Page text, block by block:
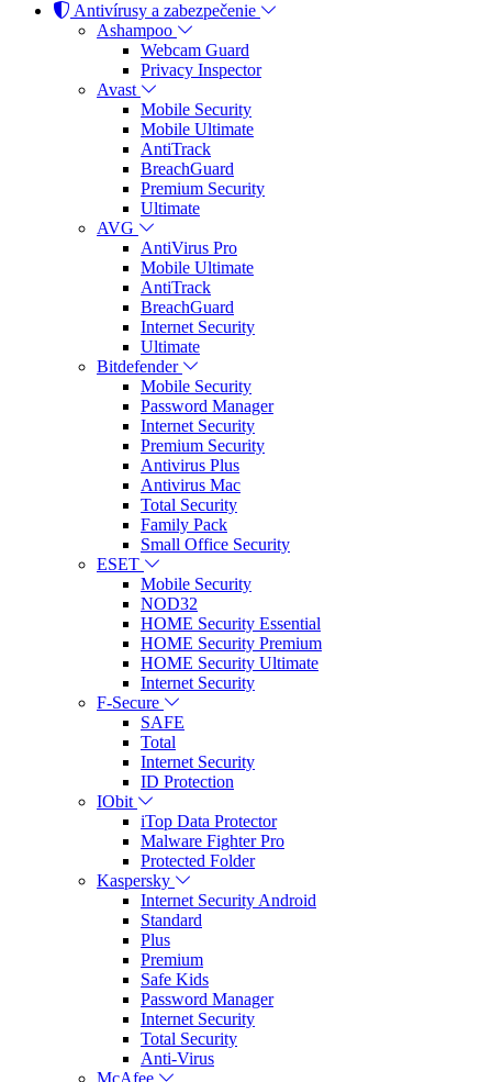
Antivírusy a zabezpečenie
Ashampoo
Webcam Guard
Privacy Inspector
Avast
Mobile Security
Mobile Ultimate
AntiTrack
BreachGuard
Premium Security
Ultimate
AVG
AntiVirus Pro
Mobile Ultimate
AntiTrack
BreachGuard
Internet Security
Ultimate
Bitdefender
Mobile Security
Password Manager
Internet Security
Premium Security
Antivirus Plus
Antivirus Mac
Total Security
Family Pack
Small Office Security
ESET
Mobile Security
NOD32
HOME Security Essential
HOME Security Premium
HOME Security Ultimate
Internet Security
F-Secure
SAFE
Total
Internet Security
ID Protection
IObit
iTop Data Protector
Malware Fighter Pro
Protected Folder
Kaspersky
Internet Security Android
Standard
Plus
Premium
Safe Kids
Password Manager
Internet Security
Total Security
Anti-Virus